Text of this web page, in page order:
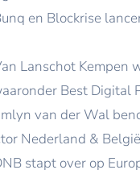
en Blockrise
Lanschot Kempen
Best Digital
van der Wal
Nederland &
stapt over op